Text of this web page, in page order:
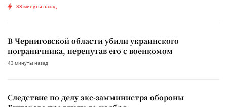
33 минуты назад
В Черниговской области убили украинского
пограничника, перепутав его с военкомом
43 минуты назад
Следствие по делу экс-замминистра обороны